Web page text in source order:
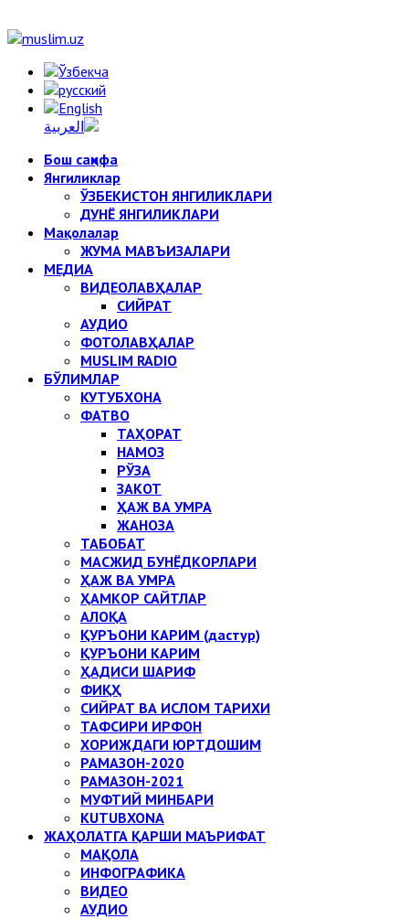
Бош саҳифа
Янгиликлар
ЎЗБЕКИСТОН ЯНГИЛИКЛАРИ
ДУНЁ ЯНГИЛИКЛАРИ
Мақолалар
ЖУМА МАВЪИЗАЛАРИ
МЕДИА
ВИДЕОЛАВҲАЛАР
СИЙРАТ
АУДИО
ФОТОЛАВҲАЛАР
MUSLIM RADIO
БЎЛИМЛАР
КУТУБХОНА
ФАТВО
ТАҲОРАТ
НАМОЗ
РЎЗА
ЗАКОТ
ҲАЖ ВА УМРА
ЖАНОЗА
ТАБОБАТ
МАСЖИД БУНЁДКОРЛАРИ
ҲАЖ ВА УМРА
ҲАМКОР САЙТЛАР
АЛОҚА
ҚУРЪОНИ КАРИМ (дастур)
ҚУРЪОНИ КАРИМ
ҲАДИСИ ШАРИФ
ФИҚҲ
СИЙРАТ ВА ИСЛОМ ТАРИХИ
ТАФСИРИ ИРФОН
ХОРИЖДАГИ ЮРТДОШИМ
РАМАЗОН-2020
РАМАЗОН-2021
МУФТИЙ МИНБАРИ
KUTUBXONA
ЖАҲОЛАТГА ҚАРШИ МАЪРИФАТ
МАҚОЛА
ИНФОГРАФИКА
ВИДЕО
АУДИО